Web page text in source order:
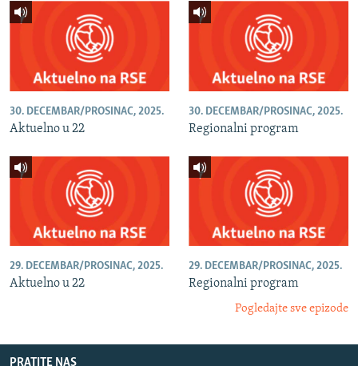
30. DECEMBAR/PROSINAC, 2025.
Aktuelno u 22
30. DECEMBAR/PROSINAC, 2025.
Regionalni program
29. DECEMBAR/PROSINAC, 2025.
Aktuelno u 22
29. DECEMBAR/PROSINAC, 2025.
Regionalni program
Pogledajte sve epizode
PRATITE NAS